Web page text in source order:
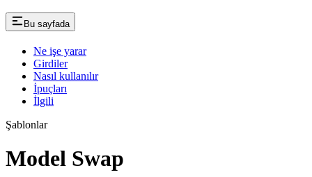
Bu sayfada
Ne işe yarar
Girdiler
Nasıl kullanılır
İpuçları
İlgili
Şablonlar
Model Swap